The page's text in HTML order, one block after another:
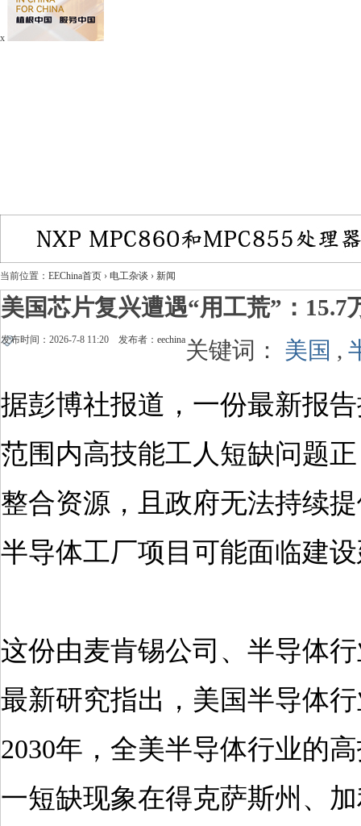
x
当前位置： EEChina首页 › 电工杂谈 › 新闻
美国芯片复兴遭遇“用工荒”：
发布时间：2026-7-8 11:20 发布者： eechina关键词： 美国 ,
据彭博社报道，一份最新报
范围内高技能工人短缺问题
整合资源，且政府无法持续
半导体工厂项目可能面临建
这份由麦肯锡公司、半导体
最新研究指出，美国半导体
2030年，全美半导体行业的
一短缺现象在得克萨斯州、